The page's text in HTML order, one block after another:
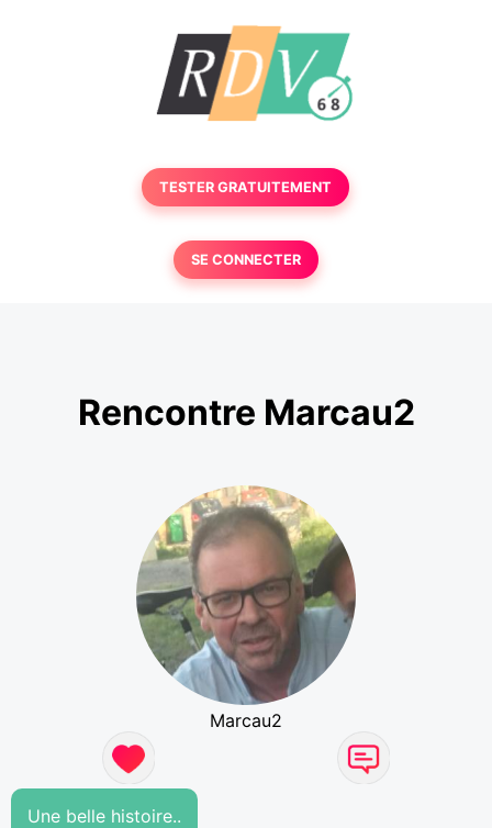
TESTER GRATUITEMENT
SE CONNECTER
Rencontre Marcau2
Marcau2
Une belle histoire..